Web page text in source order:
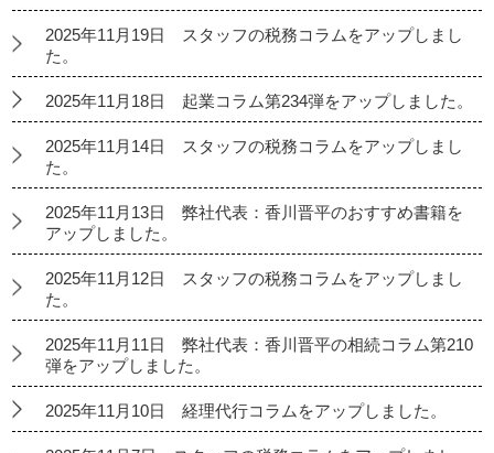
2025年11月19日 スタッフの税務コラムをアップしまし
た。
2025年11月18日 起業コラム第234弾をアップしました。
2025年11月14日 スタッフの税務コラムをアップしまし
た。
2025年11月13日 弊社代表：香川晋平のおすすめ書籍を
アップしました。
2025年11月12日 スタッフの税務コラムをアップしまし
た。
2025年11月11日 弊社代表：香川晋平の相続コラム第210
弾をアップしました。
2025年11月10日 経理代行コラムをアップしました。